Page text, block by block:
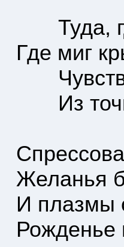
Туда,
Где миг
Из
Желанья
И плазмы
Рожденье